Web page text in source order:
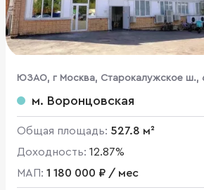
ЮЗАО, г Москва, Старокалужское ш.,
м. Воронцовская
Общая площадь: 527.8 м²
Доходность: 12.87%
МАП: 1 180 000 ₽ / мес